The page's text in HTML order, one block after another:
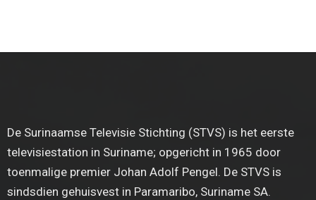
De Surinaamse Televisie Stichting (STVS) is het eerste
televisiestation in Suriname; opgericht in 1965 door
toenmalige premier Johan Adolf Pengel. De STVS is
sindsdien gehuisvest in Paramaribo, Suriname SA.